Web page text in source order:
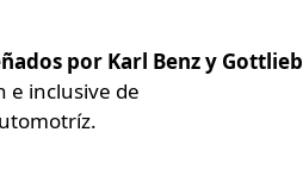
por Karl Benz y Gottlieb
e inclusive de